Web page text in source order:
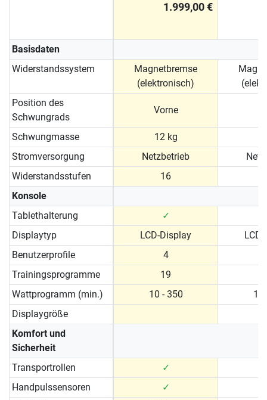
1.999,00 €
Basisdaten
Widerstandssystem
Magnetbremse
(elektronisch)
Position des
Schwungrads
Vorne
Schwungmasse 12 kg
Stromversorgung
Netzbetrieb
Widerstandsstufen
16
Konsole
Tablethalterung
✓
Displaytyp
LCD-Display
Benutzerprofile
4
Trainingsprogramme
19
Wattprogramm (min.)
10 - 350
10
Displaygröße
Komfort und
Sicherheit
Transportrollen
✓
Handpulssensoren
✓